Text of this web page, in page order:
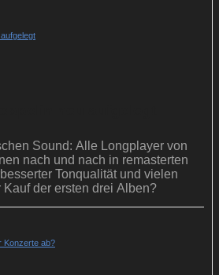
Sound: Alle Longplayer von
nach und nach in remasterten
Tonqualität und vielen
Kauf der ersten drei Alben?